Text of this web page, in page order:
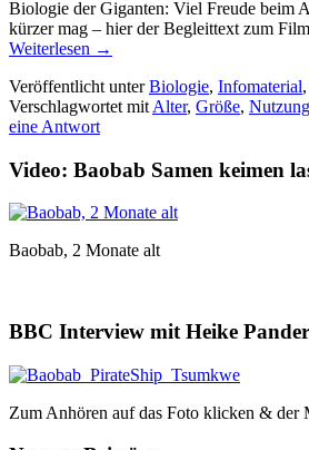
Biologie der Giganten: Viel Freude beim
kürzer mag – hier der Begleittext zum
Weiterlesen →
Veröffentlicht unter Biologie, Infomaterial,
Verschlagwortet mit Alter, Größe, Nutzung
eine Antwort
Video: Baobab Samen keimen
Baobab, 2 Monate alt
BBC Interview mit Heike
Zum Anhören auf das Foto klicken & der